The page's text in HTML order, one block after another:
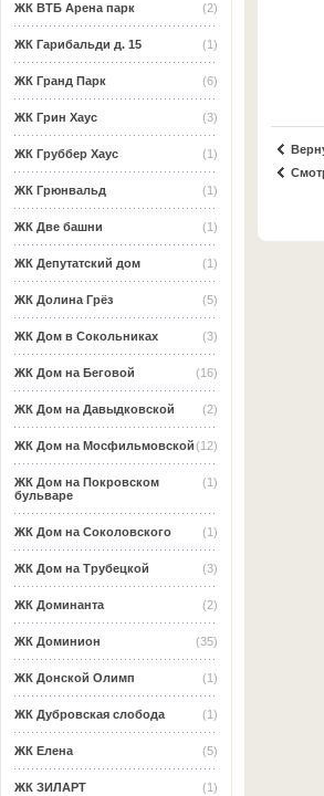
(2)
ЖК ВТБ Арена парк
(1)
ЖК Гарибальди д. 15
(6)
ЖК Гранд Парк
(3)
ЖК Грин Хаус
(1)
ЖК Груббер Хаус
(1)
ЖК Грюнвальд
(1)
ЖК Две башни
(1)
ЖК Депутатский дом
(5)
ЖК Долина Грёз
(3)
ЖК Дом в Сокольниках
(16)
ЖК Дом на Беговой
(2)
ЖК Дом на Давыдковской
(12)
ЖК Дом на Мосфильмовской
(1)
ЖК Дом на Покровском
бульваре
(1)
ЖК Дом на Соколовского
(3)
ЖК Дом на Трубецкой
(2)
ЖК Доминанта
(35)
ЖК Доминион
(1)
ЖК Донской Олимп
(1)
ЖК Дубровская слобода
(5)
ЖК Елена
(1)
ЖК ЗИЛАРТ